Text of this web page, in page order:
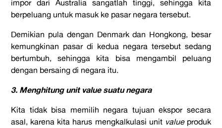
impor dari Australia sangatlah tinggi, sehingga kita
berpeluang untuk masuk ke pasar negara tersebut.
Demikian pula dengan Denmark dan Hongkong, besar
kemungkinan pasar di kedua negara tersebut sedang
bertumbuh, sehingga kita bisa mengambil peluang
dengan bersaing di negara itu.
3. Menghitung unit value suatu negara
Kita tidak bisa memilih negara tujuan ekspor secara
asal, karena kita harus mengkalkulasi unit valueproduk